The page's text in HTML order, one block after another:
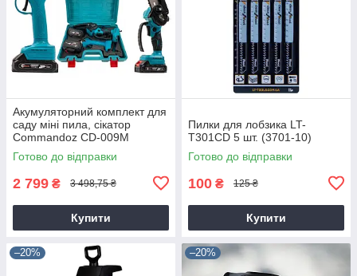
Акумуляторний комплект для
саду міні пила, сікатор
Commandoz CD-009M
Готово до відправки
2 799 ₴ 3 498,75 ₴
Купити
Пилки для лобзика LT-
T301CD 5 шт. (3701-10)
Готово до відправки
100 ₴ 125 ₴
Купити
–20% –20%